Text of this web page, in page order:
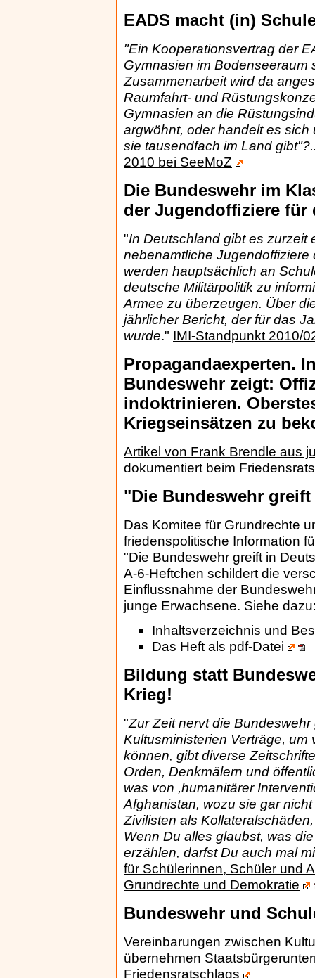
EADS macht (in)
"Ein Kooperationsvertrag der
Gymnasien im Bodenseeraum
Zusammenarbeit wird da
Raumfahrt- und
Gymnasien an die
argwöhnt, oder handelt es
sie tausendfach im Land
2010 bei SeeMoZ
Die Bundeswehr im
der Jugendoffiziere für
"In Deutschland gibt es zurzeit
nebenamtliche
werden hauptsächlich an
deutsche Militärpolitik zu
Armee zu überzeugen. Über
jährlicher Bericht, der für das
wurde." IMI-Standpunkt 2010/
Propagandaexperten.
Bundeswehr zeigt:
indoktrinieren.
Kriegseinsätzen zu
Artikel von Frank Brendle aus
dokumentiert beim
"Die Bundeswehr
Das Komitee für Grundrechte
friedenspolitische Information
"Die Bundeswehr greift in
A-6-Heftchen schildert die
Einflussnahme der
junge Erwachsene. Siehe
Inhaltsverzeichnis und
Das Heft als pdf-Datei
Bildung statt
Krieg!
"Zur Zeit nervt die
Kultusministerien Verträge,
können, gibt diverse
Orden, Denkmälern und
was von ,humanitärer
Afghanistan, wozu sie gar
Zivilisten als
Wenn Du alles glaubst, was
erzählen, darfst Du auch mal
für Schülerinnen, Schüler und
Grundrechte und Demokratie
Bundeswehr und
Vereinbarungen zwischen
übernehmen
Friedensratschlags